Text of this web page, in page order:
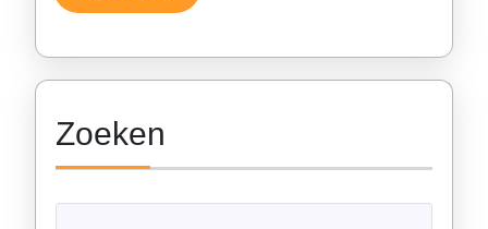
Verder
Zoeken